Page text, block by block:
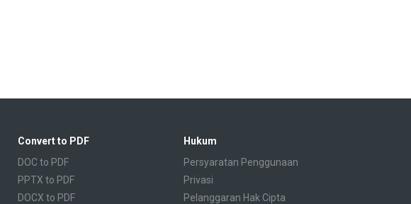
Convert to PDF
DOC to PDF
PPTX to PDF
DOCX to PDF
Hukum
Persyaratan Penggunaan
Privasi
Pelanggaran Hak Cipta